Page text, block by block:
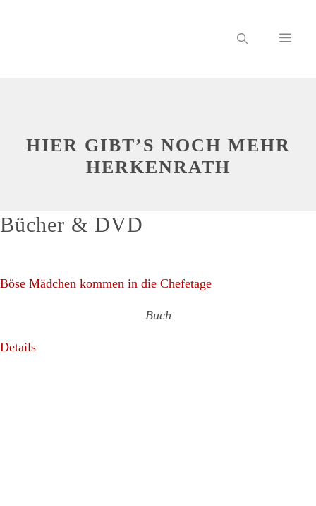
HIER GIBT’S NOCH MEHR
HERKENRATH
Bücher & DVD
Böse Mädchen kommen in die Chefetage
Buch
Details